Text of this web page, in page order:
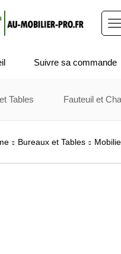
Suivre sa commande
Tables Fauteuil et
Bureaux et Tables